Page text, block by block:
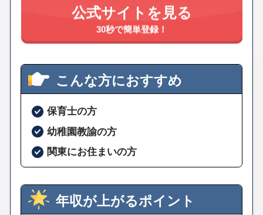
公式サイトを見る
30秒で簡単登録！
こんな方におすすめ
保育士の方
幼稚園教諭の方
関東にお住まいの方
年収が上がるポイント